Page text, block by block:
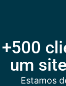
+500
um
Estamos